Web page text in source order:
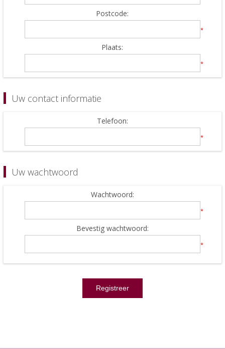
Postcode:
*
Plaats:
*
Uw contact informatie
Telefoon:
*
Uw wachtwoord
Wachtwoord:
*
Bevestig wachtwoord:
*